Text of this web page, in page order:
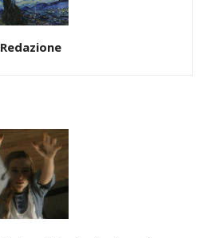
Redazione